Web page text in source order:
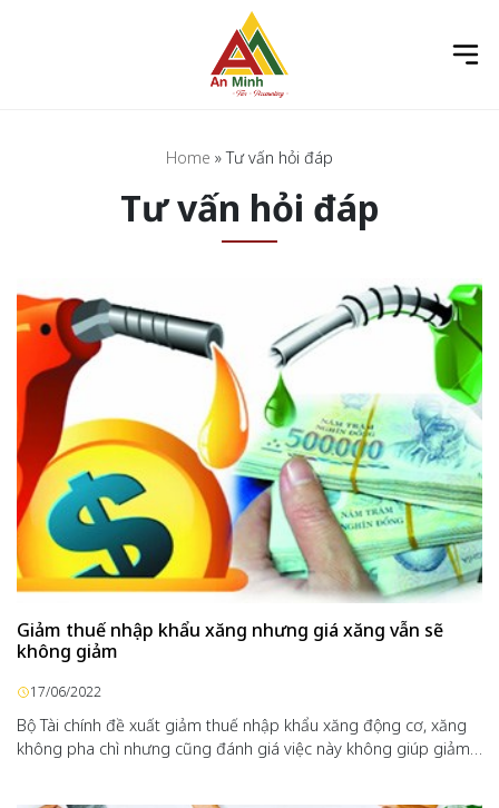
Home »Tư vấn hỏi đáp
Tư vấn hỏi đáp
Giảm thuế nhập khẩu xăng nhưng giá xăng vẫn sẽ
không giảm
17/06/2022
Bộ Tài chính đề xuất giảm thuế nhập khẩu xăng động cơ, xăng
không pha chì nhưng cũng đánh giá việc này không giúp giảm…